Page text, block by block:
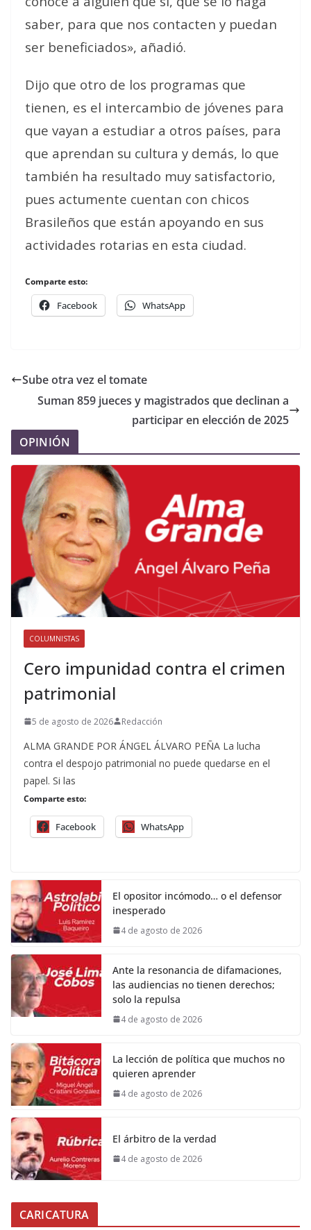
saber, para que nos contacten y puedan
ser beneficiados», añadió.
Dijo que otro de los programas que
tienen, es el intercambio de jóvenes para
que vayan a estudiar a otros países, para
que aprendan su cultura y demás, lo que
también ha resultado muy satisfactorio,
pues actumente cuentan con chicos
Brasileños que están apoyando en sus
actividades rotarias en esta ciudad.
Comparte esto:
Facebook WhatsApp
Sube otra vez el tomate
Suman 859 jueces y magistrados que declinan a
participar en elección de 2025
OPINIÓN
COLUMNISTAS
Cero impunidad contra el crimen
patrimonial
5 de agosto de 2026 Redacción
ALMA GRANDE POR ÁNGEL ÁLVARO PEÑA La lucha
contra el despojo patrimonial no puede quedarse en el
papel. Si las
Comparte esto:
Facebook WhatsApp
El opositor incómodo… o el defensor
inesperado
4 de agosto de 2026
Ante la resonancia de difamaciones,
las audiencias no tienen derechos;
solo la repulsa
4 de agosto de 2026
La lección de política que muchos no
quieren aprender
4 de agosto de 2026
El árbitro de la verdad
4 de agosto de 2026
CARICATURA